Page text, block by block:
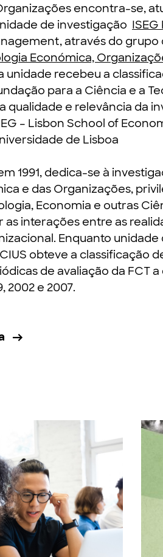
encontra-se,
de investigação
através do grupo
Económica,
unidade recebeu a
para a Ciência e a
qualidade e relevância da
– Lisbon School of
de Lisboa
1991, dedica-se à
e das Organizações,
Economia e outras
interações entre as
Enquanto unidade
obteve a classificação
de avaliação da FCT a
2002 e 2007.